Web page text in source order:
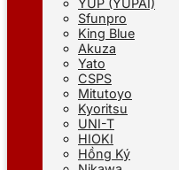
YUP (YUPAI)
Sfunpro
King Blue
Akuza
Yato
CSPS
Mitutoyo
Kyoritsu
UNI-T
HIOKI
Hồng Ký